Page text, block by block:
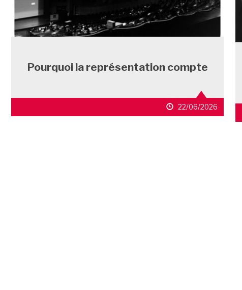
Pourquoi la représentation compte
22/06/2026